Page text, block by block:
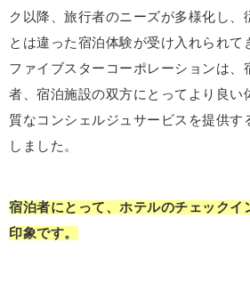
ク以降、旅行者のニーズが多様化し、
とは違った宿泊体験が受け入れられて
ファイブスターコーポレーションは、
者、宿泊施設の双方にとってより良い
質なコンシェルジュサービスを提供す
しました。
宿泊者にとって、ホテルのチェックイ
印象です。